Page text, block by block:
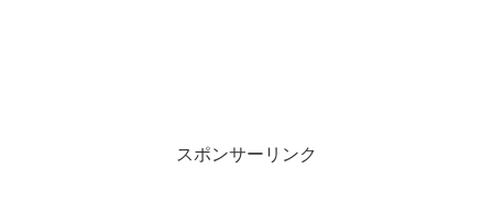
スポンサーリンク